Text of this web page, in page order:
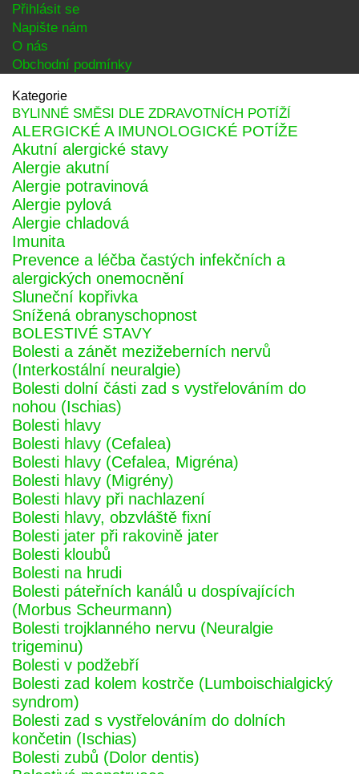
Přihlásit se
Napište nám
O nás
Obchodní podmínky
Kategorie
BYLINNÉ SMĚSI DLE ZDRAVOTNÍCH POTÍŽÍ
ALERGICKÉ A IMUNOLOGICKÉ POTÍŽE
Akutní alergické stavy
Alergie akutní
Alergie potravinová
Alergie pylová
Alergie chladová
Imunita
Prevence a léčba častých infekčních a
alergických onemocnění
Sluneční kopřivka
Snížená obranyschopnost
BOLESTIVÉ STAVY
Bolesti a zánět mezižeberních nervů
(Interkostální neuralgie)
Bolesti dolní části zad s vystřelováním do
nohou (Ischias)
Bolesti hlavy
Bolesti hlavy (Cefalea)
Bolesti hlavy (Cefalea, Migréna)
Bolesti hlavy (Migrény)
Bolesti hlavy při nachlazení
Bolesti hlavy, obzvláště fixní
Bolesti jater při rakovině jater
Bolesti kloubů
Bolesti na hrudi
Bolesti páteřních kanálů u dospívajících
(Morbus Scheurmann)
Bolesti trojklanného nervu (Neuralgie
trigeminu)
Bolesti v podžebří
Bolesti zad kolem kostrče (Lumboischialgický
syndrom)
Bolesti zad s vystřelováním do dolních
končetin (Ischias)
Bolesti zubů (Dolor dentis)